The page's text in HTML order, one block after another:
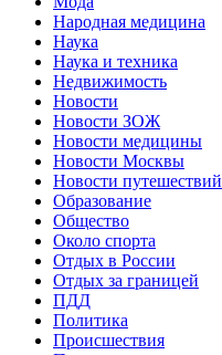
Народная медицина
Наука
Наука и техника
Недвижимость
Новости
Новости ЗОЖ
Новости медицины
Новости Москвы
Новости путешествий
Образование
Общество
Около спорта
Отдых в России
Отдых за границей
ПДД
Политика
Происшествия